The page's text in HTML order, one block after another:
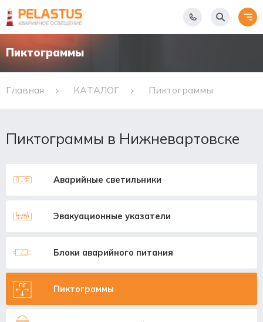
Пиктограммы
Главная КАТАЛОГ Пиктограммы
Пиктограммы в Нижневартовске
Аварийные светильники
Эвакуационные указатели
Блоки аварийного питания
Пиктограммы